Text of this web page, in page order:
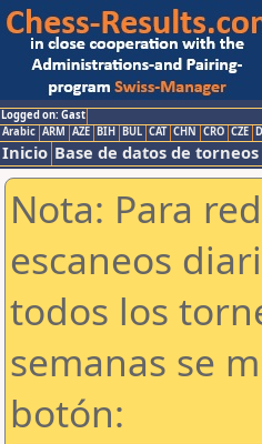
Logged on: Gast
Arabic ARM AZE BIH BUL CAT CHN CRO CZE
Inicio Base de datos de torneos
Nota: Para
escaneos
todos los
semanas se
botón: